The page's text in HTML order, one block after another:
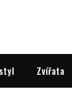
Zvířata